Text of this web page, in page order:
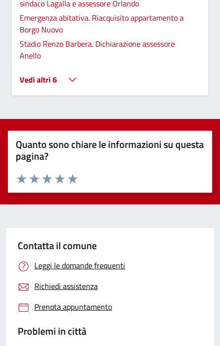
sindaco Lagalla e assessore Orlando
Emergenza abitativa. Riacquisito appartamento a
Borgo Nuovo
Stadio Renzo Barbera. Dichiarazione assessore
Anello
Vedi altri 6
Quanto sono chiare le informazioni su questa
pagina?
Valuta 5 stelle su 5
Valuta 4 stelle su 5
Valuta 3 stelle su 5
Valuta 2 stelle su 5
Valuta 1 stelle su 5
Contatta il comune
Leggi le domande frequenti
Richiedi assistenza
Prenota appuntamento
Problemi in città